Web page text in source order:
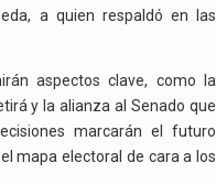
a quien respaldó en las
aspectos clave, como la
y la alianza al Senado que
marcarán el futuro
mapa electoral de cara a los